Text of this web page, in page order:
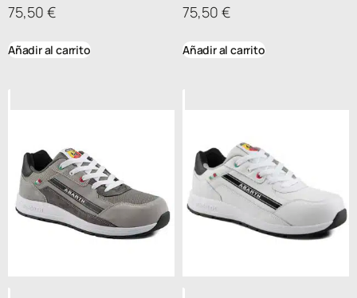
75,50 €
Añadir al carrito
75,50 €
Añadir al carrito